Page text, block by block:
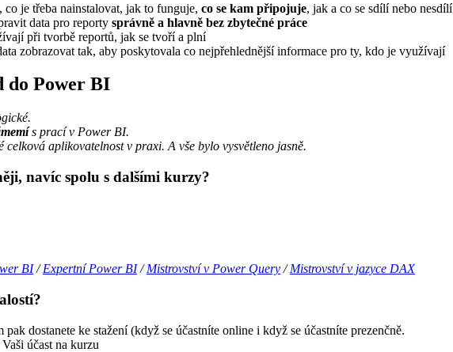
, co je třeba nainstalovat, jak to funguje, co se kam připojuje, jak a co se sdílí nebo nesdílí
data pro reporty správně a hlavně bez zbytečné práce
při tvorbě reportů, jak se tvoří a plní
zobrazovat tak, aby poskytovala co nejpřehlednější informace pro ty, kdo je využívají
do Power BI
s prací v Power BI.
celková aplikovatelnost v praxi. A vše bylo vysvětleno jasně.
navíc spolu s dalšími kurzy?
BI/Expertní Power BI/Mistrovství v Power Query /Mistrovství v jazyce DAX
dostanete ke stažení (když se účastníte online i když se účastníte prezenčně.
účast na kurzu